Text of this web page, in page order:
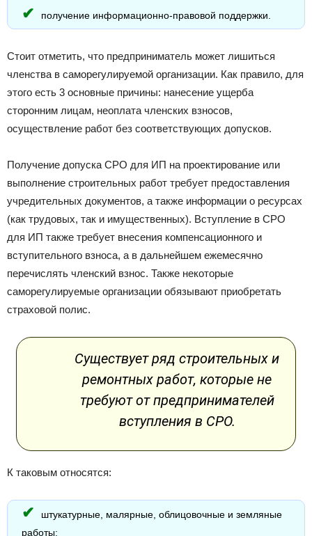
получение информационно-правовой поддержки.
Стоит отметить, что предприниматель может лишиться
членства в саморегулируемой организации. Как правило, для
этого есть 3 основные причины: нанесение ущерба
сторонним лицам, неоплата членских взносов,
осуществление работ без соответствующих допусков.
Получение допуска СРО для ИП на проектирование или
выполнение строительных работ требует предоставления
учредительных документов, а также информации о ресурсах
(как трудовых, так и имущественных). Вступление в СРО
для ИП также требует внесения компенсационного и
вступительного взноса, а в дальнейшем ежемесячно
перечислять членский взнос. Также некоторые
саморегулируемые организации обязывают приобретать
страховой полис.
Существует ряд строительных и
ремонтных работ, которые не
требуют от предпринимателей
вступления в СРО.
К таковым относятся:
штукатурные, малярные, облицовочные и земляные
работы;